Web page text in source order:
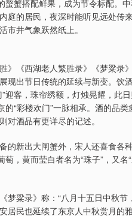
蟹搭配鲜果，成为节令标配。
的居民，夜深时能听见远处传来
市井气象跃然纸上。
》《西湖老人繁胜录》《梦粱录
出节日传统的延续与新变。饮
客，珠帘绣额，灯烛晃耀，此
“彩楼欢门”一脉相承。酒的品
酒品有更详尽的记述。
新出大闸蟹外，宋人还喜食各
，黄而莹白者名为“珠子”，又名
粱录》称：“八月十五日中秋节
居民也延续了东京人中秋赏月的